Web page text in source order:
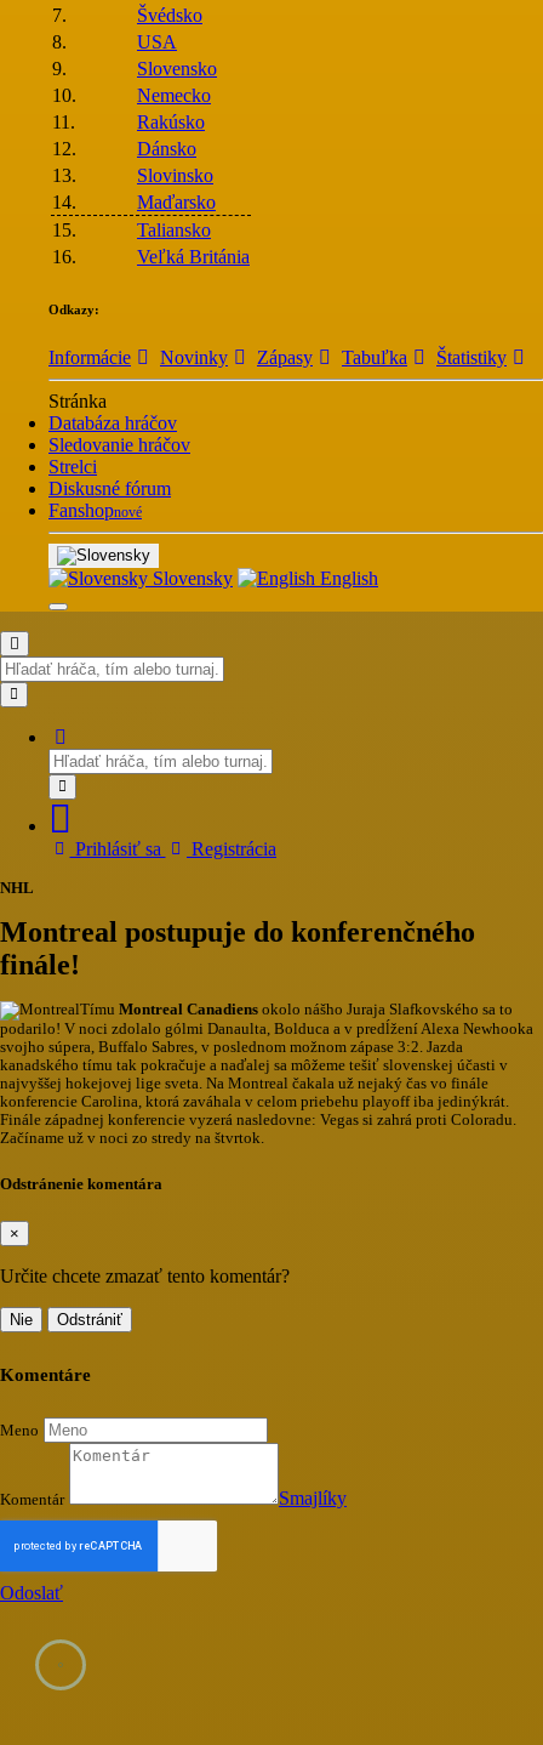
7.
Švédsko
8.
USA
9.
Slovensko
10.
Nemecko
11.
Rakúsko
12.
Dánsko
13.
Slovinsko
14.
Maďarsko
15.
Taliansko
16.
Veľká Británia
Odkazy:
Informácie Novinky Zápasy Tabuľka Štatistiky
Stránka
Databáza hráčov
Sledovanie hráčov
Strelci
Diskusné fórum
Fanshopnové
Slovensky English
Prihlásiť sa Registrácia
NHL
Montreal postupuje do konferenčného
finále!
Tímu Montreal Canadiens okolo nášho Juraja Slafkovského sa to
podarilo! V noci zdolalo gólmi Danaulta, Bolduca a v predĺžení Alexa Newhooka
svojho súpera, Buffalo Sabres, v poslednom možnom zápase 3:2. Jazda
kanadského tímu tak pokračuje a naďalej sa môžeme tešiť slovenskej účasti v
najvyššej hokejovej lige sveta. Na Montreal čakala už nejaký čas vo finále
konferencie Carolina, ktorá zaváhala v celom priebehu playoff iba jedinýkrát.
Finále západnej konferencie vyzerá nasledovne: Vegas si zahrá proti Coloradu.
Začíname už v noci zo stredy na štvrtok.
Odstránenie komentára
×
Určite chcete zmazať tento komentár?
Nie Odstrániť
Komentáre
Meno
Komentár Smajlíky
Odoslať